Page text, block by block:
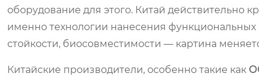
оборудование для этого. Китай действительно
именно технологии нанесения
стойкости, биосовместимости — картина
Китайские производители, особенно такие как